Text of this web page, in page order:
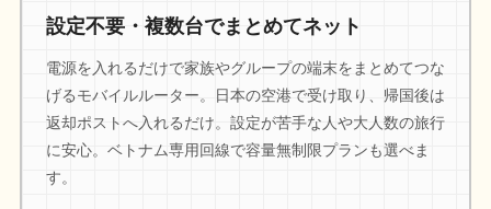
設定不要・複数台でまとめてネット
電源を入れるだけで家族やグループの端末をまとめてつな
げるモバイルルーター。日本の空港で受け取り、帰国後は
返却ポストへ入れるだけ。設定が苦手な人や大人数の旅行
に安心。ベトナム専用回線で容量無制限プランも選べま
す。